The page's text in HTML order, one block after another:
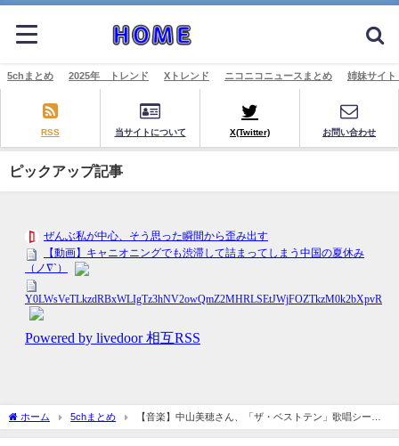
5chまとめ 2025年 トレンド Xトレンド ニコニコニュースまとめ 姉妹サイ
RSS 当サイトについて X(Twitter) お問い合わせ
ピックアップ記事
ホーム 5chまとめ
【音楽】中山美穂さん、「ザ・ベストテン」歌唱シーン
を中心にまとめたBlu-rayが3月発売 [muffin★]